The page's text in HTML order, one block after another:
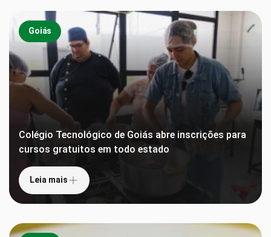
Goiás
Colégio Tecnológico de Goiás abre inscrições para
cursos gratuitos em todo estado
Leia mais